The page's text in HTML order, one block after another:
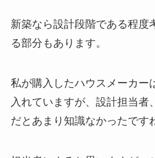
新築なら設計段階である程度
る部分もあります。
私が購入したハウスメーカー
入れていますが、設計担当者
だとあまり知識なかったです